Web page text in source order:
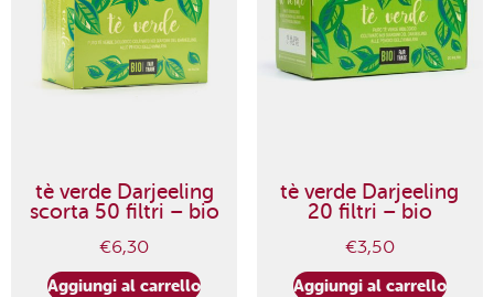
tè verde Darjeeling
scorta 50 filtri – bio
€6,30
Aggiungi al carrello
tè verde Darjeeling
20 filtri – bio
€3,50
Aggiungi al carrello